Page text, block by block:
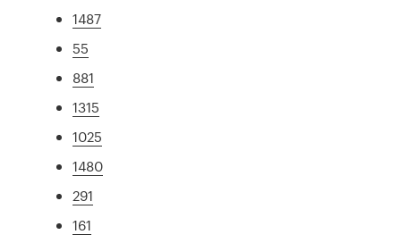
1487
55
881
1315
1025
1480
291
161